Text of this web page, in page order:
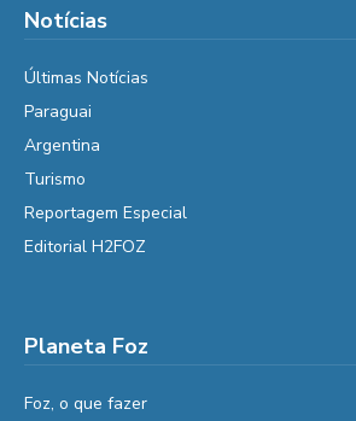
Notícias
Últimas Notícias
Paraguai
Argentina
Turismo
Reportagem Especial
Editorial H2FOZ
Planeta Foz
Foz, o que fazer